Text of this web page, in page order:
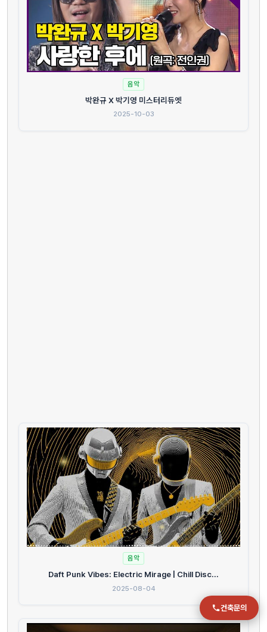
음악
박완규 X 박기영 미스터리듀엣
2025-10-03
음악
Daft Punk Vibes: Electric Mirage | Chill Disc...
2025-08-04
건축문의
이메일
jmc@chiho.co.kr
주소
부산 강서구 명지국제2로 41
POSCO 샤인오피스 306호
운영시간
월–금 09:00–18:00